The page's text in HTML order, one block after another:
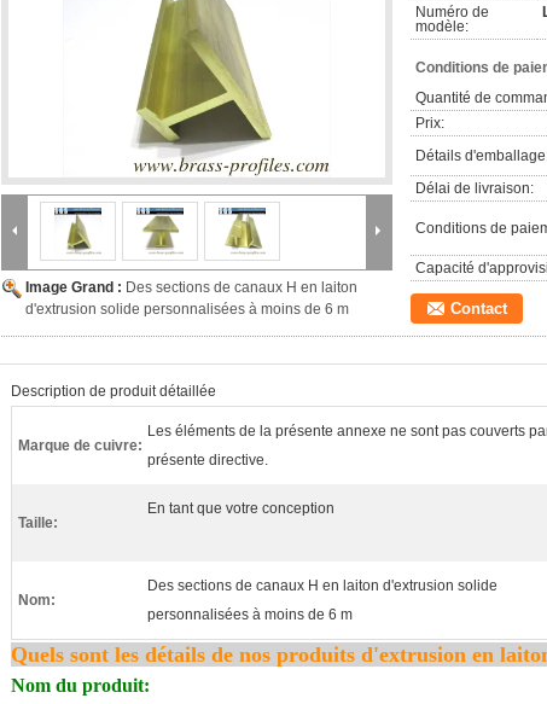
Image Grand : Des sections de canaux H en laiton
d'extrusion solide personnalisées à moins de 6 m
Numéro de
modèle:
Conditions de
Quantité de
Prix:
Détails
Délai de livraison:
Conditions de
Capacité
Contact
Description de produit détaillée
Marque de cuivre:
Les éléments de la présente annexe ne sont pas couverts
présente directive.
Taille:
En tant que votre conception
Nom:
Des sections de canaux H en laiton d'extrusion solide
personnalisées à moins de 6 m
Quels sont les détails de nos produits d'extrusion en
Nom du produit: